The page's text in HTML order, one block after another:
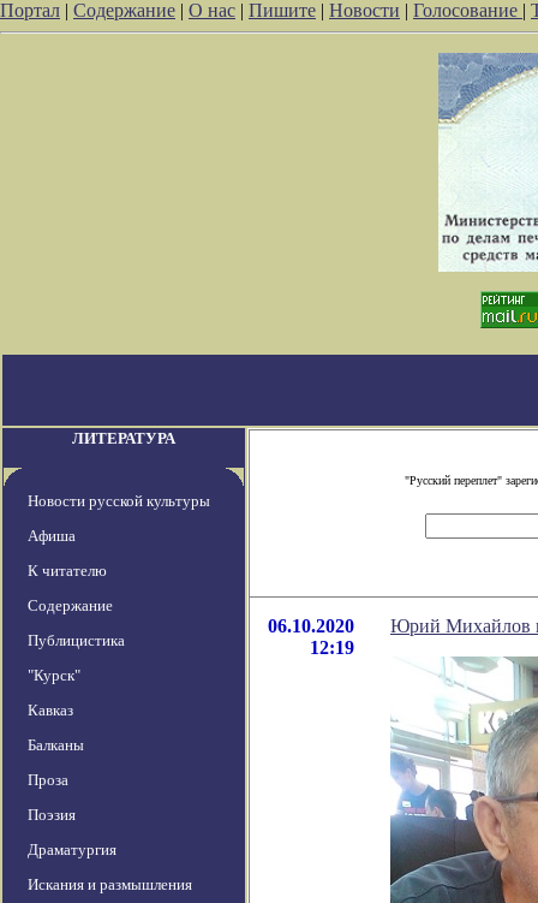
Портал | Содержание | О нас | Пишите | Новости | Голосование |
ЛИТЕРАТУРА
Новости русской культуры
Афиша
К читателю
Содержание
Публицистика
"Курск"
Кавказ
Балканы
Проза
Поэзия
Драматургия
Искания и размышления
"Русский переплет"
06.10.2020
12:19
Юрий Михайлов